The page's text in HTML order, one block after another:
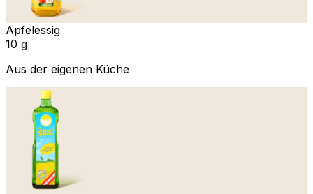
Apfelessig
10 g
Aus der eigenen Küche